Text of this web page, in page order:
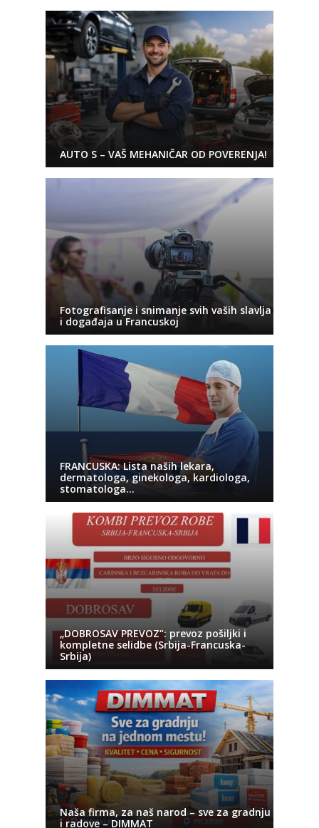
AUTO S – VAŠ MEHANIČAR OD POVERENJA!
Fotografisanje i snimanje svih vaših slavlja
i događaja u Francuskoj
FRANCUSKA: Lista naših lekara,
dermatologa, ginekologa, kardiologa,
stomatologa…
„DOBROSAV PREVOZ“: prevoz pošiljki i
kompletne selidbe (Srbija-Francuska-
Srbija)
Naša firma, za naš narod – sve za gradnju
i radove – DIMMAT